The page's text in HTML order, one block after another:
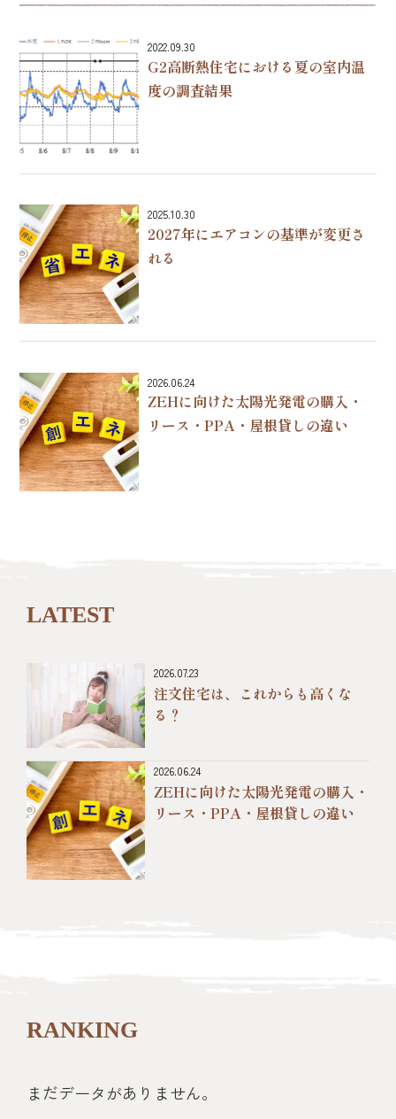
G2高断熱住宅における夏の室内温
度の調査結果
2022.09.30
2027年にエアコンの基準が変更さ
れる
2025.10.30
ZEHに向けた太陽光発電の購入・
リース・PPA・屋根貸しの違い
2026.06.24
LATEST
2026.07.23
注文住宅は、これからも高くな
る？
2026.06.24
ZEHに向けた太陽光発電の購入・
リース・PPA・屋根貸しの違い
RANKING
まだデータがありません。